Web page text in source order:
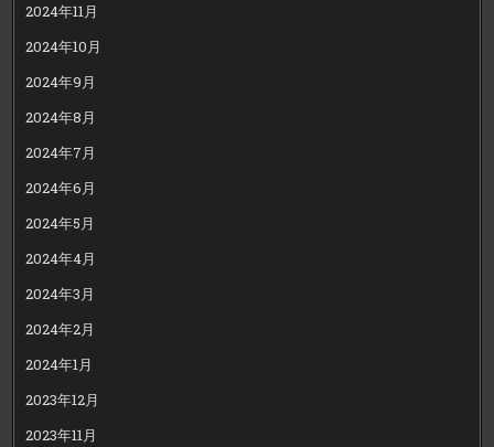
2024年11月
2024年10月
2024年9月
2024年8月
2024年7月
2024年6月
2024年5月
2024年4月
2024年3月
2024年2月
2024年1月
2023年12月
2023年11月